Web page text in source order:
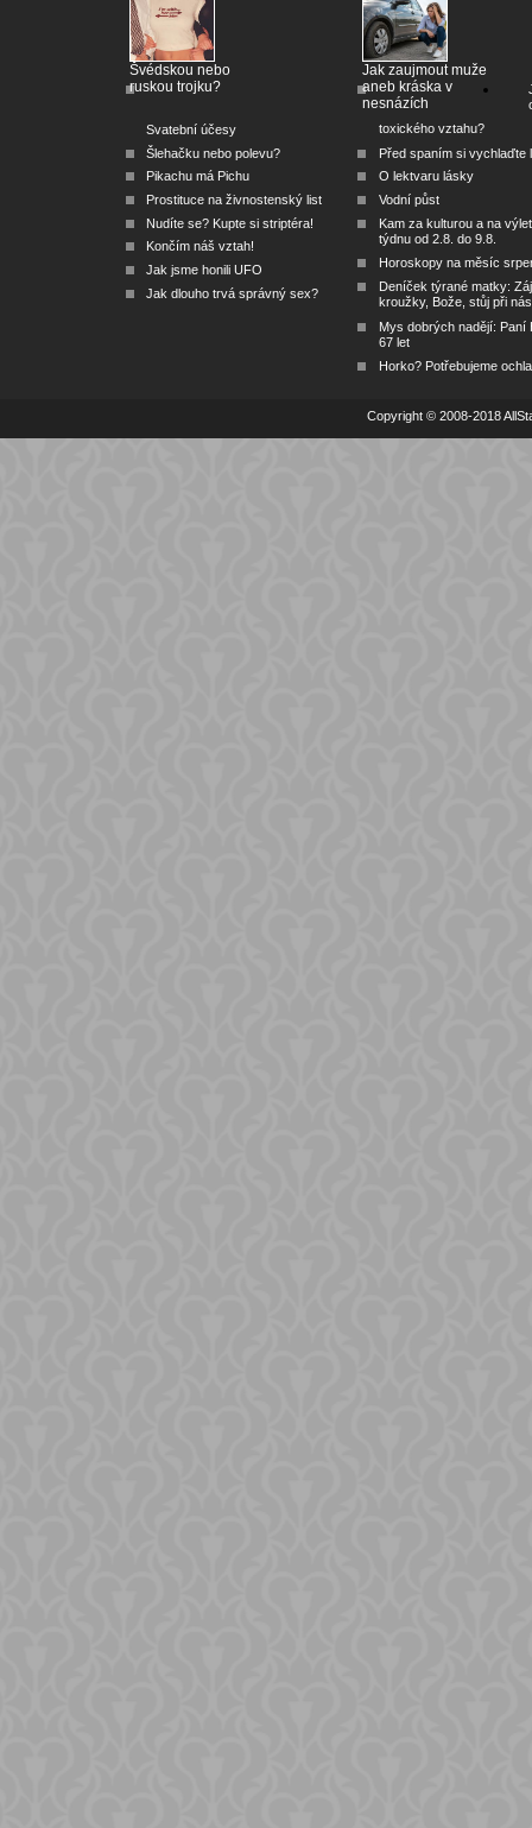
Švédskou nebo
ruskou trojku?
Svatební účesy
Šlehačku nebo polevu?
Pikachu má Pichu
Prostituce na živnostenský list
Nudíte se? Kupte si striptéra!
Končím náš vztah!
Jak jsme honili UFO
Jak dlouho trvá správný sex?
Jak zaujmout muže
aneb kráska v
nesnázích
toxického vztahu?
Před spaním si vychlaďte
O lektvaru lásky
Vodní půst
Kam za kulturou a na
týdnu od 2.8. do 9.8.
Horoskopy na měsíc
Deníček týrané matky:
kroužky, Bože, stůj při nás
Mys dobrých nadějí: Paní
67 let
Horko? Potřebujeme
Copyright © 2008-2018